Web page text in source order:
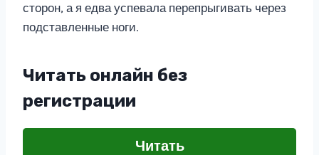
сторон, а я едва успевала перепрыгивать через
подставленные ноги.
Читать онлайн без
регистрации
Читать